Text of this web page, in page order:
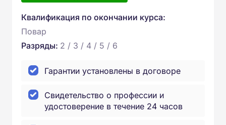
Квалификация по окончании курса:
Повар
Разряды: 2 / 3 / 4 / 5 / 6
Гарантии установлены в договоре
Свидетельство о профессии и
удостоверение в течение 24 часов